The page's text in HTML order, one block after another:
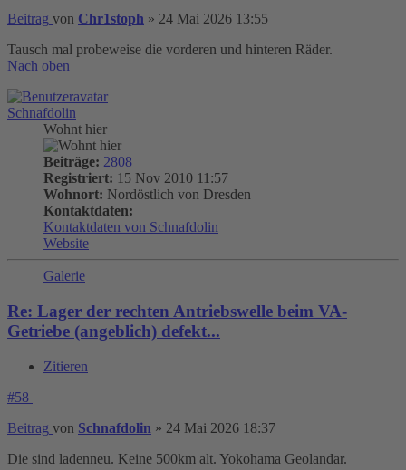
Beitrag von Chr1stoph » 24 Mai 2026 13:55
Tausch mal probeweise die vorderen und hinteren Räder.
Nach oben
Schnafdolin
Wohnt hier
Beiträge: 2808
Registriert: 15 Nov 2010 11:57
Wohnort: Nordöstlich von Dresden
Kontaktdaten:
Kontaktdaten von Schnafdolin
Website
Galerie
Re: Lager der rechten Antriebswelle beim VA-
Getriebe (angeblich) defekt...
Zitieren
#58
Beitrag von Schnafdolin » 24 Mai 2026 18:37
Die sind ladenneu. Keine 500km alt. Yokohama Geolandar.